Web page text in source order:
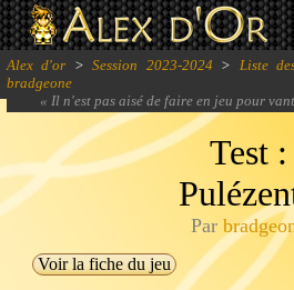
Actualités
Session 2026
Archives
Alex d'or >Session 2023-2024 > Liste
bradgeone
« Il n'est pas aisé de faire en jeu pour
pourtant kilam1110 a su trouver
Test :
Par
Voir la fiche du jeu